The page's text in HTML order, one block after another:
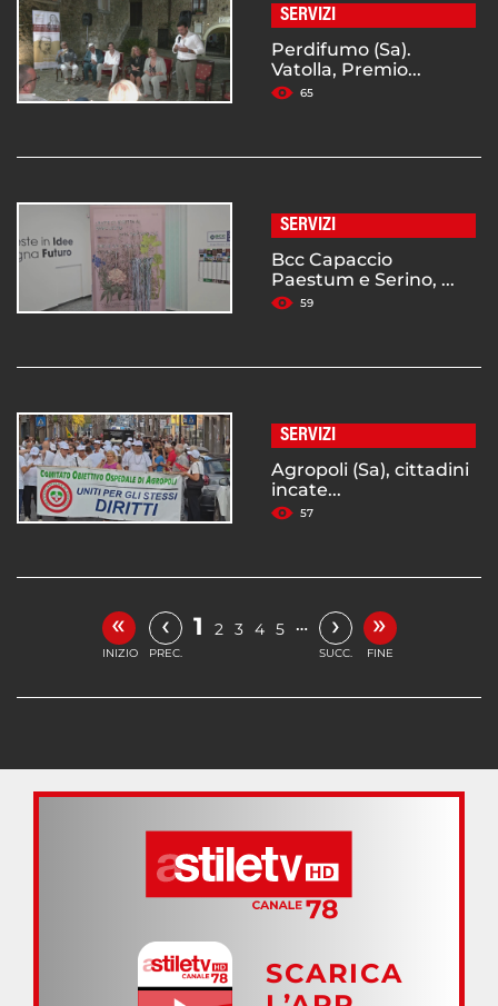
SERVIZI
Perdifumo (Sa).
Vatolla, Premio...
65
SERVIZI
Bcc Capaccio
Paestum e Serino, ...
59
SERVIZI
Agropoli (Sa), cittadini
incate...
57
«
INIZIO
‹
PREC.
1 2 3 4 5 … ›
SUCC.
»
FINE
SCARICA